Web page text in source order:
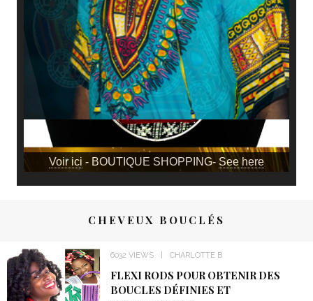
Voir ici - BOUTIQUE SHOPPING- See here
CHEVEUX BOUCLÉS
6032 VIEWS CHARLOTTE B
FLEXI RODS POUR OBTENIR DES
BOUCLES DÉFINIES ET